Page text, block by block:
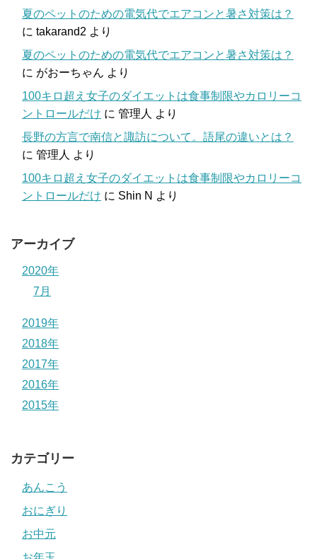
夏のペットのための電気代でエアコンと暑さ対策は？
に takarand2 より
夏のペットのための電気代でエアコンと暑さ対策は？
に がおーちゃん より
100キロ超え女子のダイエットは食事制限やカロリーコ
ントロールだけ に 管理人 より
長野の方言で南信と諏訪について。語尾の違いとは？
に 管理人 より
100キロ超え女子のダイエットは食事制限やカロリーコ
ントロールだけ に Shin N より
アーカイブ
2020年
7月
2019年
2018年
2017年
2016年
2015年
カテゴリー
あんこう
おにぎり
お中元